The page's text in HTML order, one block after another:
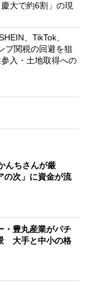
大で約6割」の現
、TikTok、
プ関税の回避を狙
入・土地取得への
んちさんが厳
の次」に資金が流
・豊丸産業がパチ
大手と中小の格